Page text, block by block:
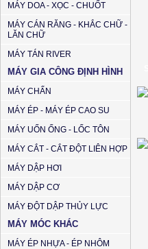
MÁY DOA - XỌC - CHUỐT
MÁY CÁN RĂNG - KHẮC CHỮ -
LĂN CHỮ
MÁY TÁN RIVER
MÁY GIA CÔNG ĐỊNH HÌNH
MÁY CHẤN
MÁY ÉP - MÁY ÉP CAO SU
MÁY UỐN ỐNG - LỐC TÔN
MÁY CẮT - CẮT ĐỘT LIÊN HỢP
MÁY DẬP HƠI
MÁY DẬP CƠ
MÁY ĐỘT DẬP THỦY LỰC
MÁY MÓC KHÁC
MÁY ÉP NHỰA - ÉP NHÔM